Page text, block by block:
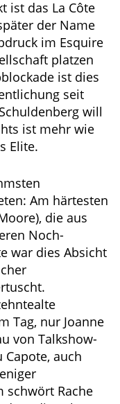
ist das La Côte
der Name
im Esquire
platzen
ist dies
seit
will
ist mehr wie
Elite.
Am härtesten
die aus
Noch-
war dies Absicht
Tag, nur Joanne
von Talkshow-
Capote, auch
schwört Rache